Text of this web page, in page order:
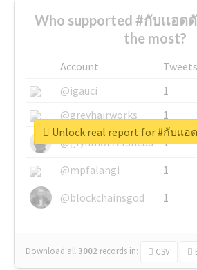
Who supported #กับเเอด
the most?
Account Tweets
@igauci
1
@greyhairworks
1
@glynmottershead
1
@mpfalangi
1
@blockchainsgod
1
Download all3002 records in: CSV
Unlock real report for #กับเเ